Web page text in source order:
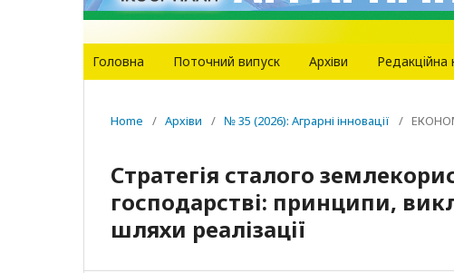
Головна Поточний випуск Архіви Редакцiйна
Home / Архіви / № 35 (2026): Аграрні інновації /
Стратегія сталого
господарстві: принципи,
шляхи реалізації